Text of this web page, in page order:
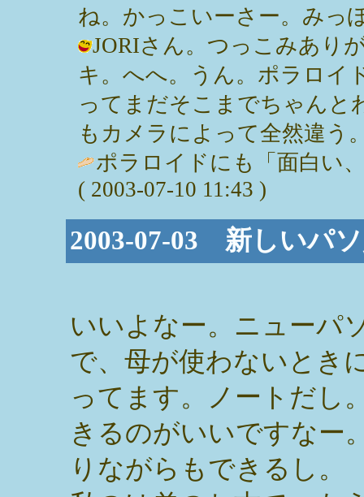
ね。かっこいーさー。みっ
JORIさん。つっこみあり
キ。へへ。うん。ポラロイ
ってまだそこまでちゃんと
もカメラによって全然違う
ポラロイドにも「面白い
( 2003-07-10 11:43 )
2003-07-03 新しいパ
いいよなー。ニューパ
で、母が使わないとき
ってます。ノートだし
きるのがいいですなー
りながらもできるし。